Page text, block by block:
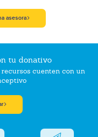
asesora
tu donativo
cuenten con un